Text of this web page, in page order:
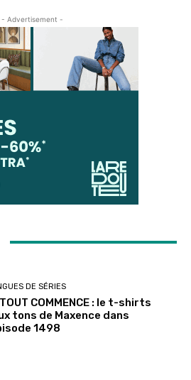
- Advertisement -
DE SÉRIES
TOUT COMMENCE : le t-shirts
tons de Maxence dans
1498